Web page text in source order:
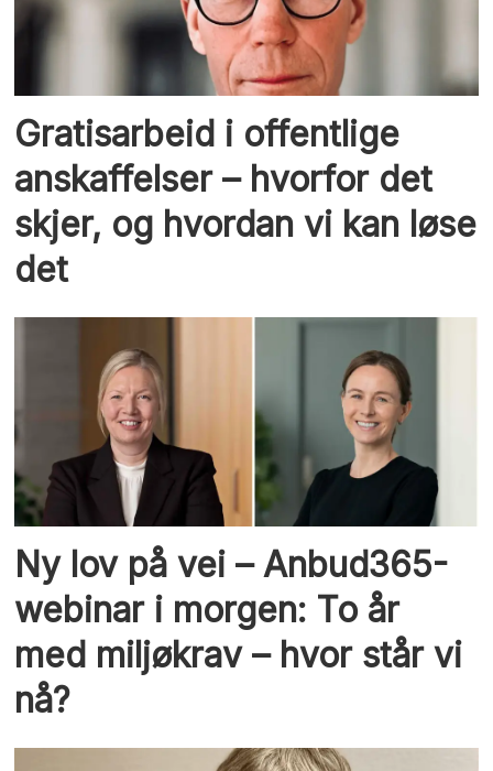
Gratisarbeid i offentlige
anskaffelser – hvorfor det
skjer, og hvordan vi kan løse
det
Ny lov på vei – Anbud365-
webinar i morgen: To år
med miljøkrav – hvor står vi
nå?